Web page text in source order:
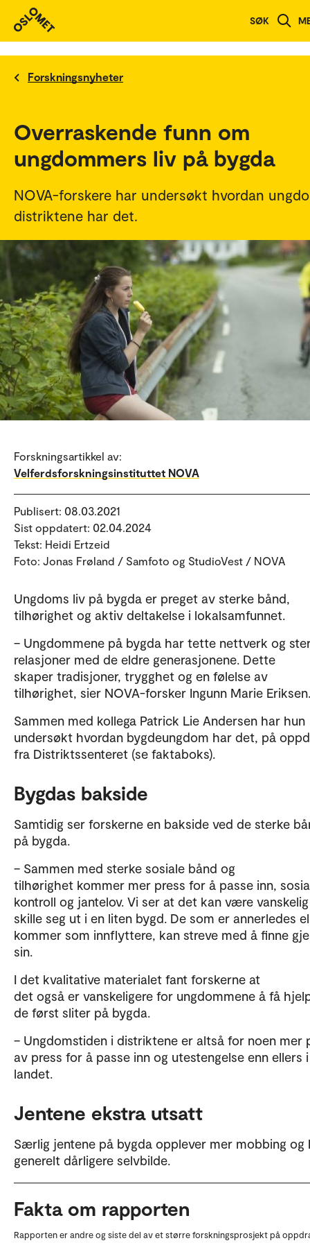
SØK
Forskningsnyheter
Overraskende funn om
ungdommers liv på bygda
NOVA-forskere har undersøkt hvordan
distriktene har det.
Forskningsartikkel av:
Velferdsforskningsinstituttet NOVA
Publisert: 08.03.2021
Sist oppdatert: 02.04.2024
Tekst: Heidi Ertzeid
Foto: Jonas Frøland / Samfoto og StudioVest / NOVA
Ungdoms liv på bygda er preget av sterke bånd,
tilhørighet og aktiv deltakelse i lokalsamfunnet.
– Ungdommene på bygda har tette nettverk og
relasjoner med de eldre generasjonene. Dette
skaper tradisjoner, trygghet og en følelse av
tilhørighet, sier NOVA-forsker Ingunn Marie
Sammen med kollega Patrick Lie Andersen har hun
undersøkt hvordan bygdeungdom har det, på
fra Distriktssenteret (se faktaboks).
Bygdas bakside
Samtidig ser forskerne en bakside ved de sterke
på bygda.
– Sammen med sterke sosiale bånd og
tilhørighet kommer mer press for å passe inn,
kontroll og jantelov. Vi ser at det kan være
skille seg ut i en liten bygd. De som er annerledes
kommer som innflyttere, kan streve med å finne
sin.
I det kvalitative materialet fant forskerne at
det også er vanskeligere for ungdommene å få
de først sliter på bygda.
– Ungdomstiden i distriktene er altså for noen mer
av press for å passe inn og utestengelse enn ellers i
landet.
Jentene ekstra utsatt
Særlig jentene på bygda opplever mer mobbing og
generelt dårligere selvbilde.
Fakta om rapporten
Rapporten er andre og siste del av et større forskningsprosjekt på